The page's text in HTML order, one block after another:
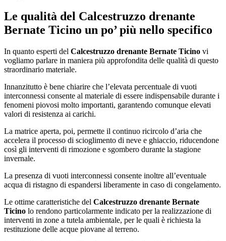
Le qualità del Calcestruzzo drenante
Bernate Ticino un po’ più nello specifico
In quanto esperti del Calcestruzzo drenante Bernate Ticino vi
vogliamo parlare in maniera più approfondita delle qualità di questo
straordinario materiale.
Innanzitutto è bene chiarire che l’elevata percentuale di vuoti
interconnessi consente al materiale di essere indispensabile durante i
fenomeni piovosi molto importanti, garantendo comunque elevati
valori di resistenza ai carichi.
La matrice aperta, poi, permette il continuo ricircolo d’aria che
accelera il processo di scioglimento di neve e ghiaccio, riducendone
così gli interventi di rimozione e sgombero durante la stagione
invernale.
La presenza di vuoti interconnessi consente inoltre all’eventuale
acqua di ristagno di espandersi liberamente in caso di congelamento.
Le ottime caratteristiche del Calcestruzzo drenante Bernate
Ticino lo rendono particolarmente indicato per la realizzazione di
interventi in zone a tutela ambientale, per le quali è richiesta la
restituzione delle acque piovane al terreno.